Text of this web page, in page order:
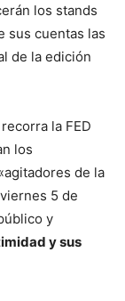
los stands
sus cuentas las
de la edición
la FED
los
de la
5 de
y
y sus